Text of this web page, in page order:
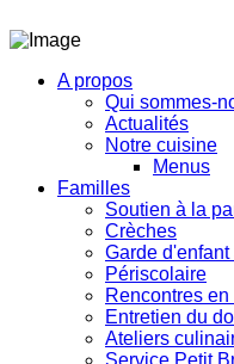
A propos
Qui sommes-
Actualités
Notre cuisine
Menus
Familles
Soutien à la
Crèches
Garde
Périscolaire
Rencontres
Entretien du
Ateliers
Service Petit